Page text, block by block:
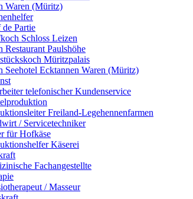
Waren (Müritz)
de Partie
Schloss Leizen
Restaurant Paulshöhe
Müritzpalais
Seehotel Ecktannen Waren (Müritz)
telefonischer Kundenservice
Freiland-Legehennenfarmen
/ Servicetechniker
für Hofkäse
Käserei
Fachangestellte
/ Masseur